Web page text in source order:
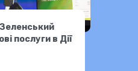
послуги в Дії